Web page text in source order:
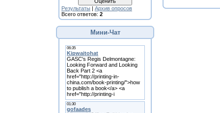
Результаты | Архив опросов
Всего ответов: 2
Мини-Чат